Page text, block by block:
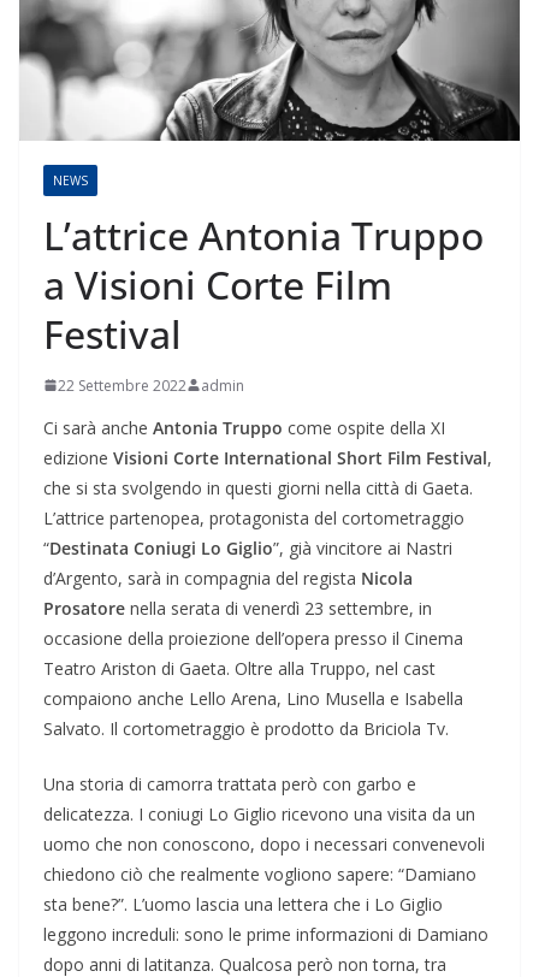
NEWS
L’attrice Antonia Truppo
a Visioni Corte Film
Festival
22 Settembre 2022 admin
Ci sarà anche Antonia Truppo come ospite della XI
edizione Visioni Corte International Short Film Festival,
che si sta svolgendo in questi giorni nella città di Gaeta.
L’attrice partenopea, protagonista del cortometraggio
“Destinata Coniugi Lo Giglio”, già vincitore ai Nastri
d’Argento, sarà in compagnia del regista Nicola
Prosatore nella serata di venerdì 23 settembre, in
occasione della proiezione dell’opera presso il Cinema
Teatro Ariston di Gaeta. Oltre alla Truppo, nel cast
compaiono anche Lello Arena, Lino Musella e Isabella
Salvato. Il cortometraggio è prodotto da Briciola Tv.
Una storia di camorra trattata però con garbo e
delicatezza. I coniugi Lo Giglio ricevono una visita da un
uomo che non conoscono, dopo i necessari convenevoli
chiedono ciò che realmente vogliono sapere: “Damiano
sta bene?”. L’uomo lascia una lettera che i Lo Giglio
leggono increduli: sono le prime informazioni di Damiano
dopo anni di latitanza. Qualcosa però non torna, tra